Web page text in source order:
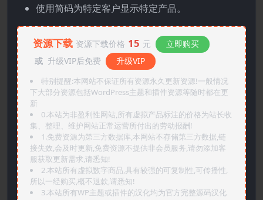
使用简码为特定客户显示特定产品。
资源下载 资源下载价格 15 元
立即购买
或 升级VIP后免费 升级VIP
特别提醒:本网站不保证所有资源永久更新资源!一般情况
下大部分资源包括WordPress主题和插件资源等随时都在更
新
0.本站为非盈利性网站,所有虚拟产品标注的价格为站长收
集、整理、维护网站正常运营所付出的劳动报酬!
1.免费资源为第三方数据库,本网站不存储第三方数据,链
接失效,会及时更新,免费资源不提供非会员服务,请勿添加客
服获取更新需求,请悉知!
2.本站所有虚拟数字商品,具有较强的可复制性,可传播性,
所以一经购买,概不退款,请悉知!
3.本站所有WP主题或插件的汉化均为官方完整源码汉化